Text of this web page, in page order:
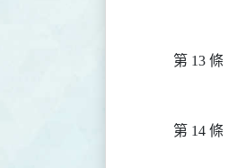
第 13 條
第 14 條